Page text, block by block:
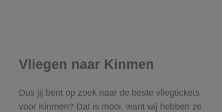
Vliegen naar Kinmen
Dus jij bent op zoek naar de beste vliegtickets
voor Kinmen? Dat is mooi, want wij hebben ze